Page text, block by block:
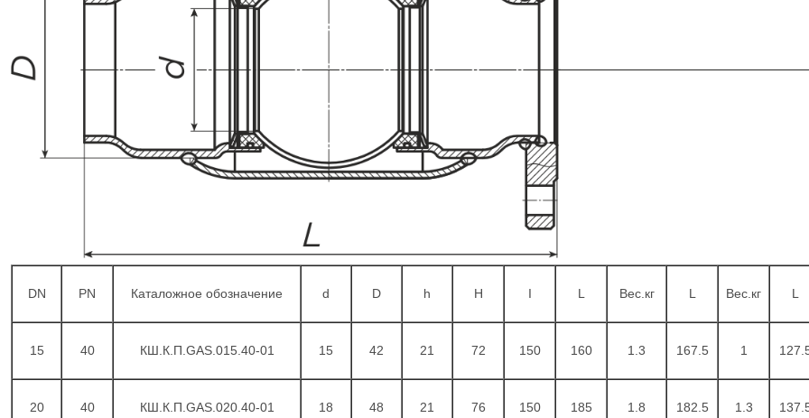
DN PN Каталожное обозначение d D h H I L Вес.кг L Вес.кг L
15 40 КШ.К.П.GAS.015.40-01 15 42 21 72 150 160 1.3 167.5 1
20 40 КШ.К.П.GAS.020.40-01 18 48 21 76 150 185 1.8 182.5 1.3